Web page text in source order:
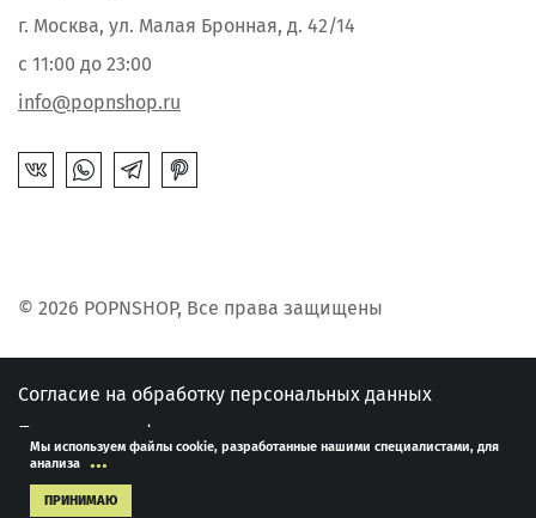
© 2026 POPNSHOP, Все права защищены
г. Москва, ул. Малая Бронная, д. 42/14
с 11:00 до 23:00
info@popnshop.ru
Согласие на обработку персональных данных
Политика конфиденциальности
Публичная оферта
Развитие сайта -
Мы используем файлы cookie, разработанные нашими специалистами, для
анализа
...
ПРИНИМАЮ